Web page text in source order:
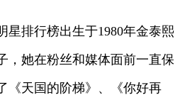
星排行榜出生于1980年金泰熙
，她在粉丝和媒体面前一直保
《天国的阶梯》、《你好再